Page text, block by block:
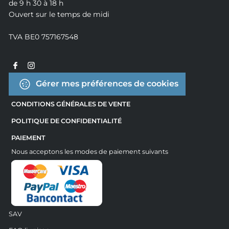
de 9 h 30 à 18 h
Ouvert sur le temps de midi
TVA BE0 757167548
Gérer mes préférences de cookies
CONDITIONS GÉNÉRALES DE VENTE
POLITIQUE DE CONFIDENTIALITÉ
PAIEMENT
Nous acceptons les modes de paiement suivants
SAV